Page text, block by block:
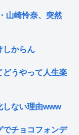
山崎怜奈、突然
しからん
どうやって人生楽
しない理由www
でチョコフォンデ